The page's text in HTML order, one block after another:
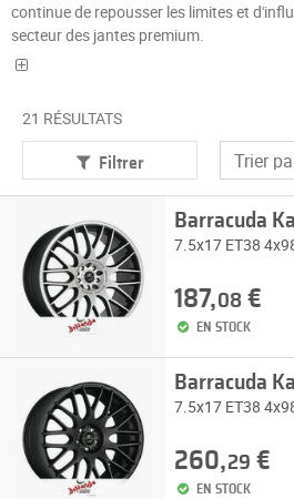
continue de repousser les limites et
secteur des jantes premium.
21 RÉSULTATS
Filtrer
Barracuda
7.5x17 ET38
187,08€
EN STOCK
Barracuda
7.5x17 ET38
260,29 €
EN STOCK